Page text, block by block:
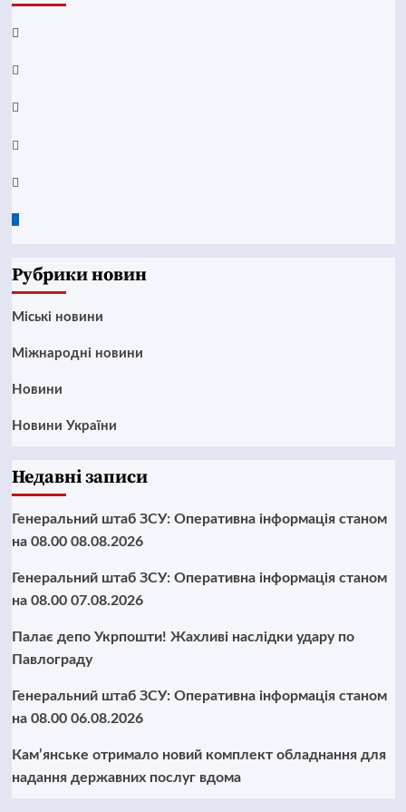
Facebook
YouTube
Telegram
Instagram
Twitter
Google
Рубрики новин
Mіські новини
Міжнародні новини
Новини
Новини України
Недавні записи
Генеральний штаб ЗСУ: Оперативна інформація станом
на 08.00 08.08.2026
Генеральний штаб ЗСУ: Оперативна інформація станом
на 08.00 07.08.2026
Палає депо Укрпошти! Жахливі наслідки удару по
Павлограду
Генеральний штаб ЗСУ: Оперативна інформація станом
на 08.00 06.08.2026
Кам’янське отримало новий комплект обладнання для
надання державних послуг вдома